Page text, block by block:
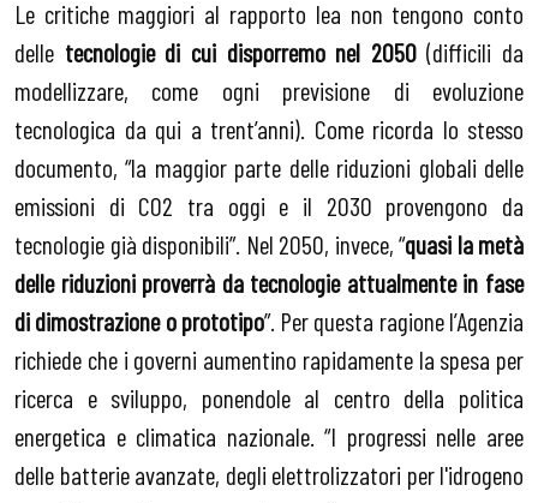
Le critiche maggiori al rapporto Iea non tengono conto
delle tecnologie di cui disporremo nel 2050(difficili da
modellizzare, come ogni previsione di evoluzione
tecnologica da qui a trent’anni). Come ricorda lo stesso
documento, “la maggior parte delle riduzioni globali delle
emissioni di CO2 tra oggi e il 2030 provengono da
tecnologie già disponibili”. Nel 2050, invece, “quasi la metà
delle riduzioni proverrà da tecnologie attualmente in fase
di dimostrazione o prototipo”. Per questa ragione l’Agenzia
richiede che i governi aumentino rapidamente la spesa per
ricerca e sviluppo, ponendole al centro della politica
energetica e climatica nazionale. “I progressi nelle aree
delle batterie avanzate, degli elettrolizzatori per l'idrogeno